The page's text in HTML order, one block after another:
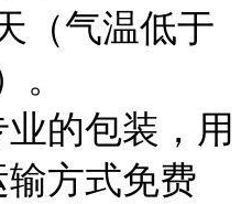
（气温低于
的包装，用
方式免费